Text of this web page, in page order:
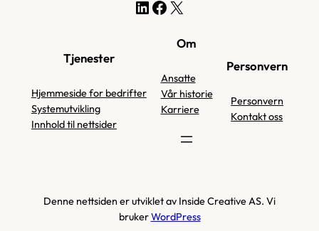
LinkedIn Facebook X
Tjenester
Hjemmeside for bedrifter
Systemutvikling
Innhold til nettsider
Om
Ansatte
Vår historie
Karriere
Personvern
Personvern
Kontakt oss
Denne nettsiden er utviklet av Inside Creative AS. Vi
brukerWordPress